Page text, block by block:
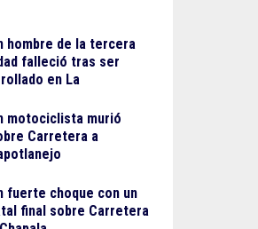
hombre de la tercera
falleció tras ser
en La
motociclista murió
Carretera a
fuerte choque con un
final sobre Carretera